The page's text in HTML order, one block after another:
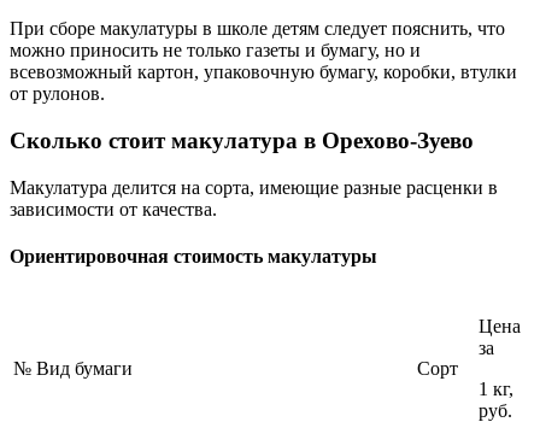
При сборе макулатуры в школе детям следует пояснить, что
можно приносить не только газеты и бумагу, но и
всевозможный картон, упаковочную бумагу, коробки, втулки
от рулонов.
Сколько стоит макулатура в Орехово-Зуево
Макулатура делится на сорта, имеющие разные расценки в
зависимости от качества.
Ориентировочная стоимость макулатуры
№ Вид бумаги Сорт
Цена
за
1 кг,
руб.